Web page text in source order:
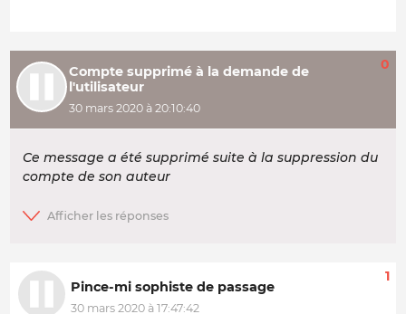
Compte supprimé à la demande de
l'utilisateur
30 mars 2020 à 20:10:40
0
Ce message a été supprimé suite à la suppression du
compte de son auteur
Pince-mi sophiste de passage
30 mars 2020 à 17:47:42
1